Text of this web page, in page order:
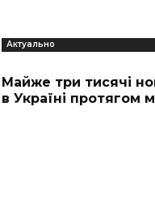
Актуально
Майже три тисячі
в Україні протягом